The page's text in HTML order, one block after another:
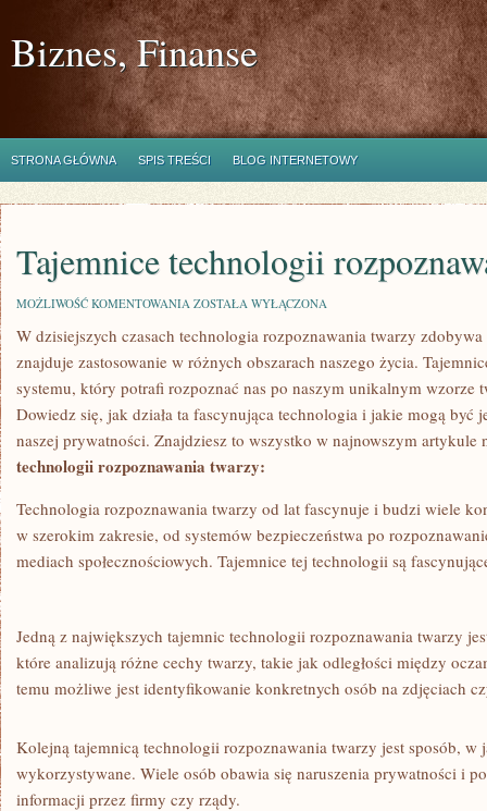
Biznes, Finanse
STRONA GŁÓWNA SPIS TREŚCI BLOG INTERNETOWY
Tajemnice technologii
MOŻLIWOŚĆ KOMENTOWANIA TAJEMNICE
ROZPOZNAWANIA
ZOSTAŁA WYŁĄCZONA
W dzisiejszych ‌czasach technologia ‌rozpoznawania ​twarzy
znajduje zastosowanie w różnych obszarach naszego życia.
systemu, który potrafi rozpoznać ​nas po naszym unikalnym wzorze
Dowiedz ⁢się, jak działa ta fascynująca technologia i jakie mogą być
naszej prywatności.⁢ Znajdziesz to wszystko w najnowszym artykule
technologii rozpoznawania twarzy:
Technologia rozpoznawania‍ twarzy‌ od ⁤lat‍ fascynuje‌ i budzi wiele
w szerokim zakresie, od‌ systemów bezpieczeństwa⁣ po
mediach społecznościowych. Tajemnice tej technologii są
Jedną z największych tajemnic technologii rozpoznawania twarzy
które⁤ analizują różne cechy twarzy, takie jak odległości między
temu możliwe jest identyfikowanie konkretnych osób na zdjęciach
Kolejną tajemnicą technologii‍ rozpoznawania twarzy jest sposób, w
wykorzystywane. ⁤Wiele osób obawia się naruszenia ‌prywatności i
⁢informacji przez firmy czy rządy.